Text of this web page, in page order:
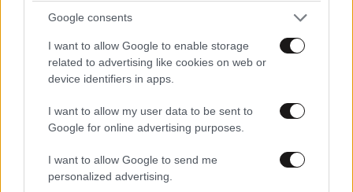
Google consents
I want to allow Google to enable storage
related to advertising like cookies on web or
device identifiers in apps.
I want to allow my user data to be sent to
Google for online advertising purposes.
I want to allow Google to send me
personalized advertising.